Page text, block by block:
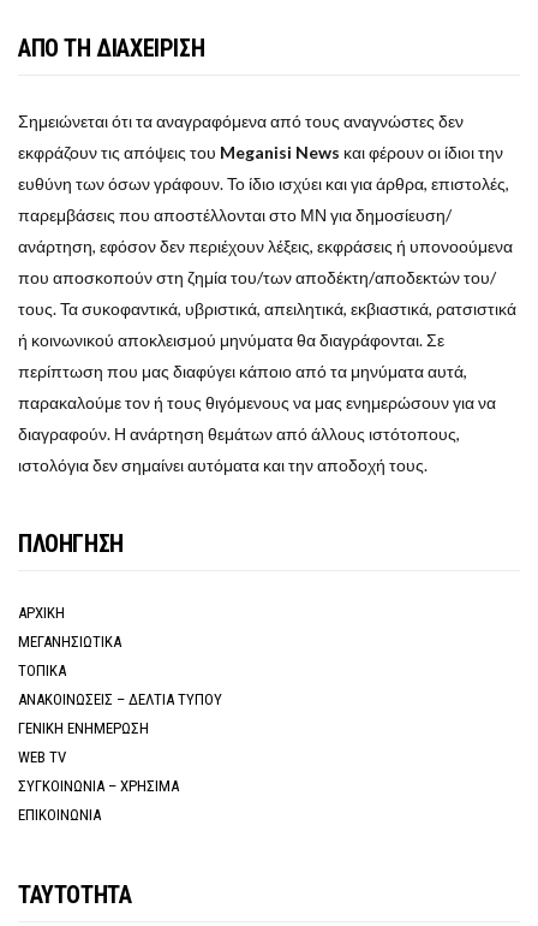
ΑΠΟ ΤΗ ΔΙΑΧΕΙΡΙΣΗ
Σημειώνεται ότι τα αναγραφόμενα από τους αναγνώστες δεν
εκφράζουν τις απόψεις του Meganisi News και φέρουν οι ίδιοι την
ευθύνη των όσων γράφουν. Το ίδιο ισχύει και για άρθρα, επιστολές,
παρεμβάσεις που αποστέλλονται στο ΜΝ για δημοσίευση/
ανάρτηση, εφόσον δεν περιέχουν λέξεις, εκφράσεις ή υπονοούμενα
που αποσκοπούν στη ζημία του/των αποδέκτη/αποδεκτών του/
τους. Τα συκοφαντικά, υβριστικά, απειλητικά, εκβιαστικά, ρατσιστικά
ή κοινωνικού αποκλεισμού μηνύματα θα διαγράφονται. Σε
περίπτωση που μας διαφύγει κάποιο από τα μηνύματα αυτά,
παρακαλούμε τον ή τους θιγόμενους να μας ενημερώσουν για να
διαγραφούν. Η ανάρτηση θεμάτων από άλλους ιστότοπους,
ιστολόγια δεν σημαίνει αυτόματα και την αποδοχή τους.
ΠΛΟΗΓΗΣΗ
ΑΡΧΙΚΗ
ΜΕΓΑΝΗΣΙΩΤΙΚΑ
ΤΟΠΙΚΑ
ΑΝΑΚΟΙΝΩΣΕΙΣ – ΔΕΛΤΙΑ ΤΥΠΟΥ
ΓΕΝΙΚΗ ΕΝΗΜΕΡΩΣΗ
WEB TV
ΣΥΓΚΟΙΝΩΝΙΑ – ΧΡΗΣΙΜΑ
ΕΠΙΚΟΙΝΩΝΙΑ
ΤΑΥΤΟΤΗΤΑ